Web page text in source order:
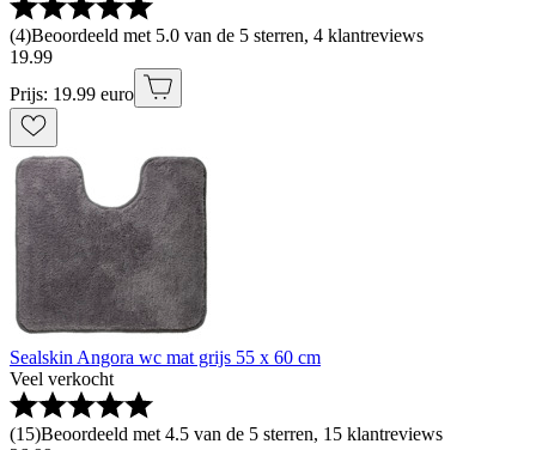
(4)Beoordeeld met 5.0 van de 5 sterren, 4 klantreviews
19.99
Prijs: 19.99 euro
Sealskin Angora wc mat grijs 55 x 60 cm
Veel verkocht
(15)Beoordeeld met 4.5 van de 5 sterren, 15 klantreviews